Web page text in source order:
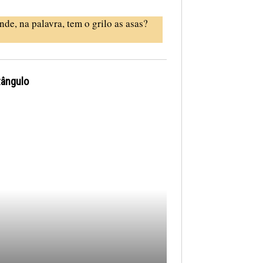
na palavra, tem o grilo as asas?